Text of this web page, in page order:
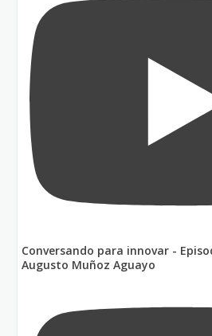
Conversando para innovar -
Augusto Muñoz Aguayo